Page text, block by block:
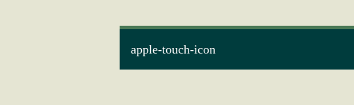
apple-touch-icon